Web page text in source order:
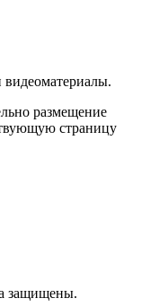
размещение
страницу
защищены.